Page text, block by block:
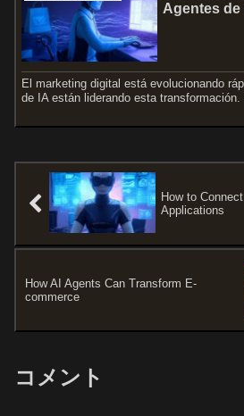
Agentes de
El marketing digital está evolucionando
de IA están liderando esta transformación.
How to
Applications
How AI Agents Can Transform E-
commerce
コメント